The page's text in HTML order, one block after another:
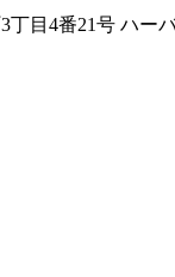
丁目4番21号 ハー